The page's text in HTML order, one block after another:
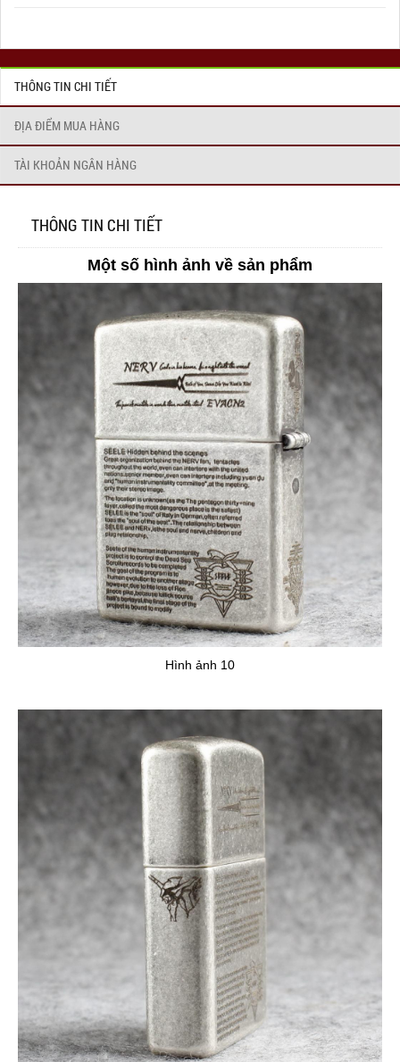
THÔNG TIN CHI TIẾT
ĐỊA ĐIỂM MUA HÀNG
TÀI KHOẢN NGÂN HÀNG
THÔNG TIN CHI TIẾT
Một số hình ảnh về sản phẩm
Hình ảnh 10